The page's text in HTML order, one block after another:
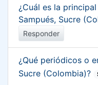
¿Cuál es la
Sampués, Sucre
Responder
¿Qué periódicos o
Sucre (Colombia)?